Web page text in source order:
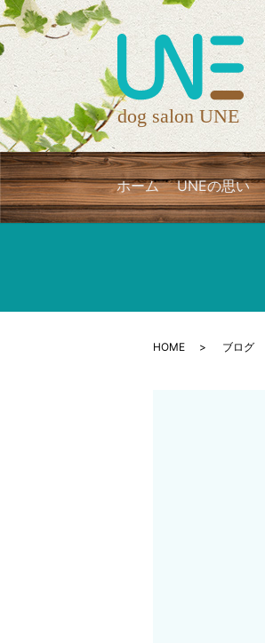
ホーム UNEの思い
HOME ブログ